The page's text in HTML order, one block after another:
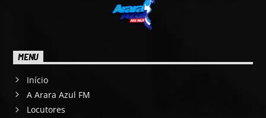
MENU
Início
A Arara Azul FM
Locutores